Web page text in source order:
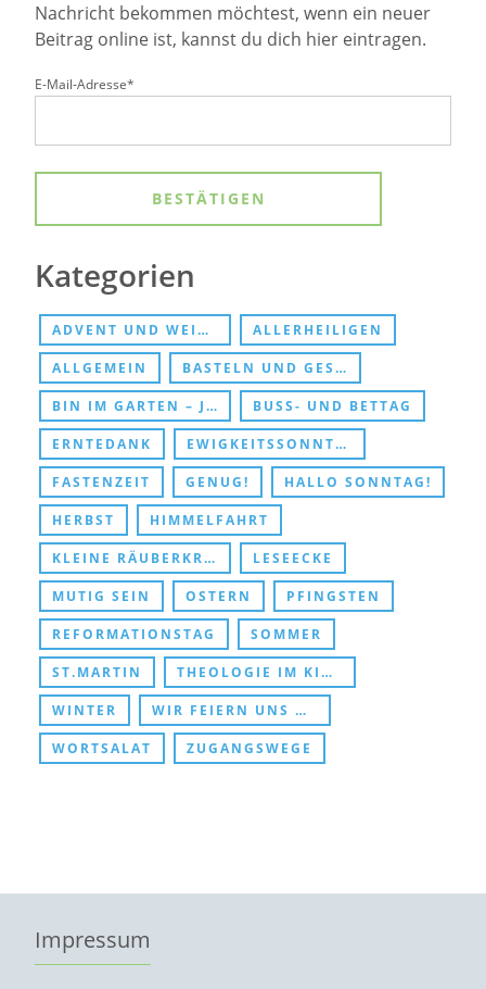
Nachricht bekommen möchtest, wenn ein neuer
Beitrag online ist, kannst du dich hier eintragen.
E-Mail-Adresse*
Kategorien
ADVENT UND WEIHNACHTEN ALLERHEILIGEN
ALLGEMEIN BASTELN UND GESCHENKE
BIN IM GARTEN – JESUS TREFFEN BUSS- UND BETTAG
ERNTEDANK EWIGKEITSSONNTAG UND ABSCHIED
FASTENZEIT GENUG! HALLO SONNTAG!
HERBST HIMMELFAHRT
KLEINE RÄUBERKRIPPE LESEECKE
MUTIG SEIN OSTERN PFINGSTEN
REFORMATIONSTAG SOMMER
ST.MARTIN THEOLOGIE IM KINDERZIMMER
WINTER WIR FEIERN UNS DURCHS KIRCHENJAHR
WORTSALAT ZUGANGSWEGE
Impressum